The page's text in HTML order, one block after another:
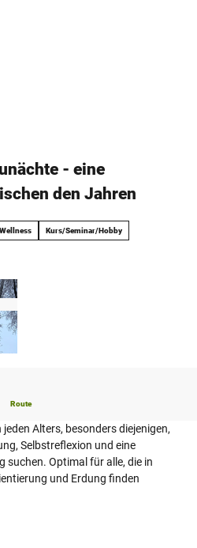
- eine
den Jahren
Kurs/Seminar/Hobby
Route
Alters, besonders diejenigen,
Selbstreflexion und eine
suchen. Optimal für alle, die in
und Erdung finden